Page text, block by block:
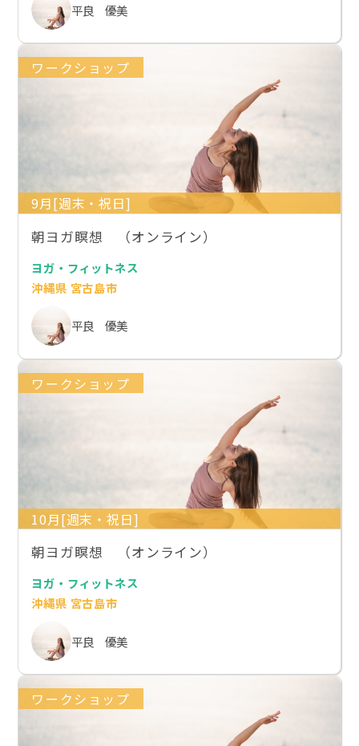
平良 優美
ワークショップ
9月[週末・祝日]
朝ヨガ瞑想 （オンライン）
ヨガ・フィットネス
沖縄県 宮古島市
平良 優美
ワークショップ
10月[週末・祝日]
朝ヨガ瞑想 （オンライン）
ヨガ・フィットネス
沖縄県 宮古島市
平良 優美
ワークショップ